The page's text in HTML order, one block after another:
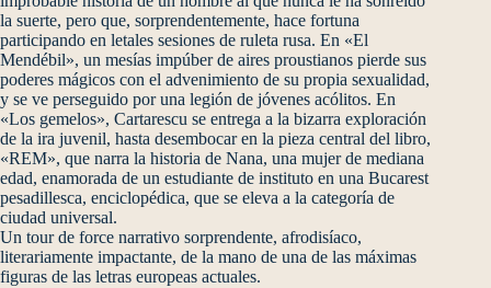
la suerte, pero que, sorprendentemente, hace fortuna
participando en letales sesiones de ruleta rusa. En «El
Mendébil», un mesías impúber de aires proustianos pierde sus
poderes mágicos con el advenimiento de su propia sexualidad,
y se ve perseguido por una legión de jóvenes acólitos. En
«Los gemelos», Cartarescu se entrega a la bizarra exploración
de la ira juvenil, hasta desembocar en la pieza central del libro,
«REM», que narra la historia de Nana, una mujer de mediana
edad, enamorada de un estudiante de instituto en una Bucarest
pesadillesca, enciclopédica, que se eleva a la categoría de
ciudad universal.
Un tour de force narrativo sorprendente, afrodisíaco,
literariamente impactante, de la mano de una de las máximas
figuras de las letras europeas actuales.